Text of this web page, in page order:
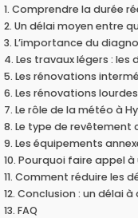
Comprendre la durée
Un délai moyen entre
L’importance du
Les travaux légers : les
Les rénovations
Les rénovations
Le rôle de la météo à
Le type de revêtement
Les équipements
Pourquoi faire appel à
Comment réduire les
Conclusion : un délai
FAQ